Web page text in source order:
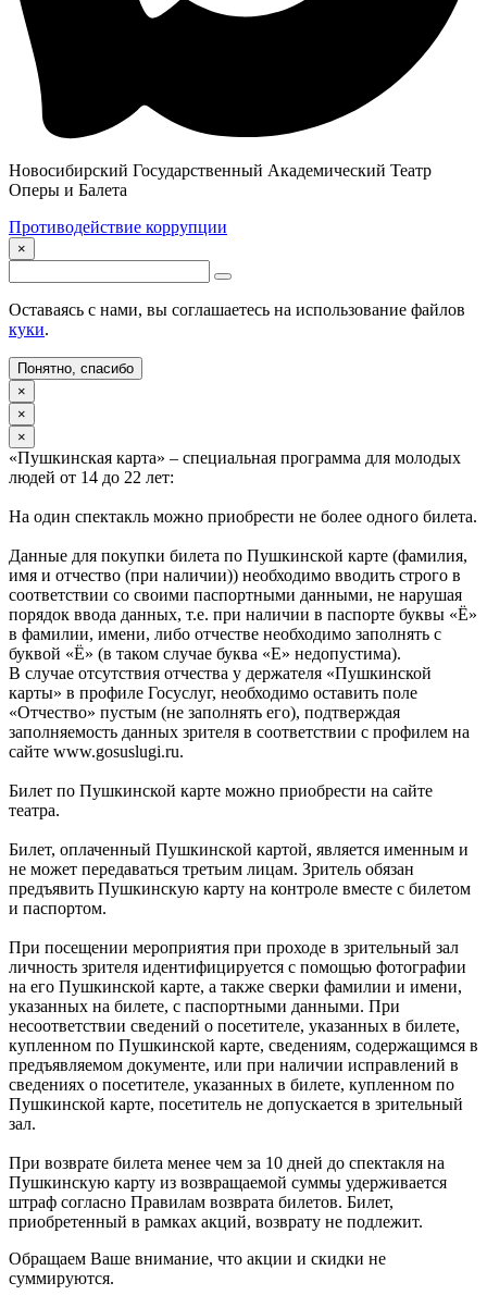
Новосибирский Государственный Академический Театр
Оперы и Балета
Противодействие коррупции
×
Оставаясь с нами, вы соглашаетесь на использование файлов
куки.
Понятно, спасибо
×
×
×
«Пушкинская карта» – специальная программа для молодых
людей от 14 до 22 лет:
На один спектакль можно приобрести не более одного билета.
Данные для покупки билета по Пушкинской карте (фамилия,
имя и отчество (при наличии)) необходимо вводить строго в
соответствии со своими паспортными данными, не нарушая
порядок ввода данных, т.е. при наличии в паспорте буквы «Ё»
в фамилии, имени, либо отчестве необходимо заполнять с
буквой «Ё» (в таком случае буква «Е» недопустима).
В случае отсутствия отчества у держателя «Пушкинской
карты» в профиле Госуслуг, необходимо оставить поле
«Отчество» пустым (не заполнять его), подтверждая
заполняемость данных зрителя в соответствии с профилем на
сайте www.gosuslugi.ru.
Билет по Пушкинской карте можно приобрести на сайте
театра.
Билет, оплаченный Пушкинской картой, является именным и
не может передаваться третьим лицам. Зритель обязан
предъявить Пушкинскую карту на контроле вместе с билетом
и паспортом.
При посещении мероприятия при проходе в зрительный зал
личность зрителя идентифицируется с помощью фотографии
на его Пушкинской карте, а также сверки фамилии и имени,
указанных на билете, с паспортными данными. При
несоответствии сведений о посетителе, указанных в билете,
купленном по Пушкинской карте, сведениям, содержащимся в
предъявляемом документе, или при наличии исправлений в
сведениях о посетителе, указанных в билете, купленном по
Пушкинской карте, посетитель не допускается в зрительный
зал.
При возврате билета менее чем за 10 дней до спектакля на
Пушкинскую карту из возвращаемой суммы удерживается
штраф согласно Правилам возврата билетов. Билет,
приобретенный в рамках акций, возврату не подлежит.
Обращаем Ваше внимание, что акции и скидки не
суммируются.